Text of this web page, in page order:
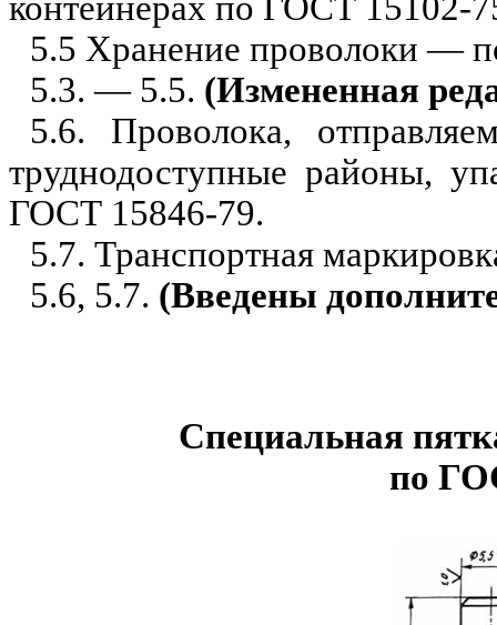
кон­тейнерах по ГОСТ
5.5 Хранение проволоки —
5.3. — 5.5. (Измененная
5.6. Проволока,
труднодоступные районы,
ГОСТ 15846-79.
5.7. Транспортная
5.6, 5.7. (Введены
Специальная
по